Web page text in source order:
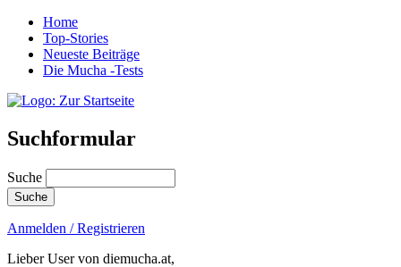
Home
Top-Stories
Neueste Beiträge
Die Mucha -Tests
Suchformular
Suche
Anmelden / Registrieren
Lieber User von diemucha.at,